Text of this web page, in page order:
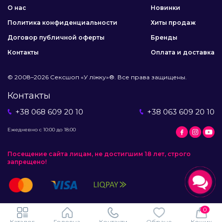
О нас
Политика конфиденциальности
Договор публичной оферты
Контакты
Новинки
Хиты продаж
Бренды
Оплата и доставка
© 2008–2026 Сексшоп «У ліжку»®. Все права защищены.
Контакты
+38 068 609 20 10 +38 063 609 20 10
Ежедневно с 10:00 до 18:00
Посещение сайта лицам, не достигшим 18 лет, строго
запрещено!
0